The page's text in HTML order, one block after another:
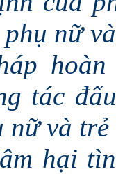
nữ
tác
nữ và trẻ
hại